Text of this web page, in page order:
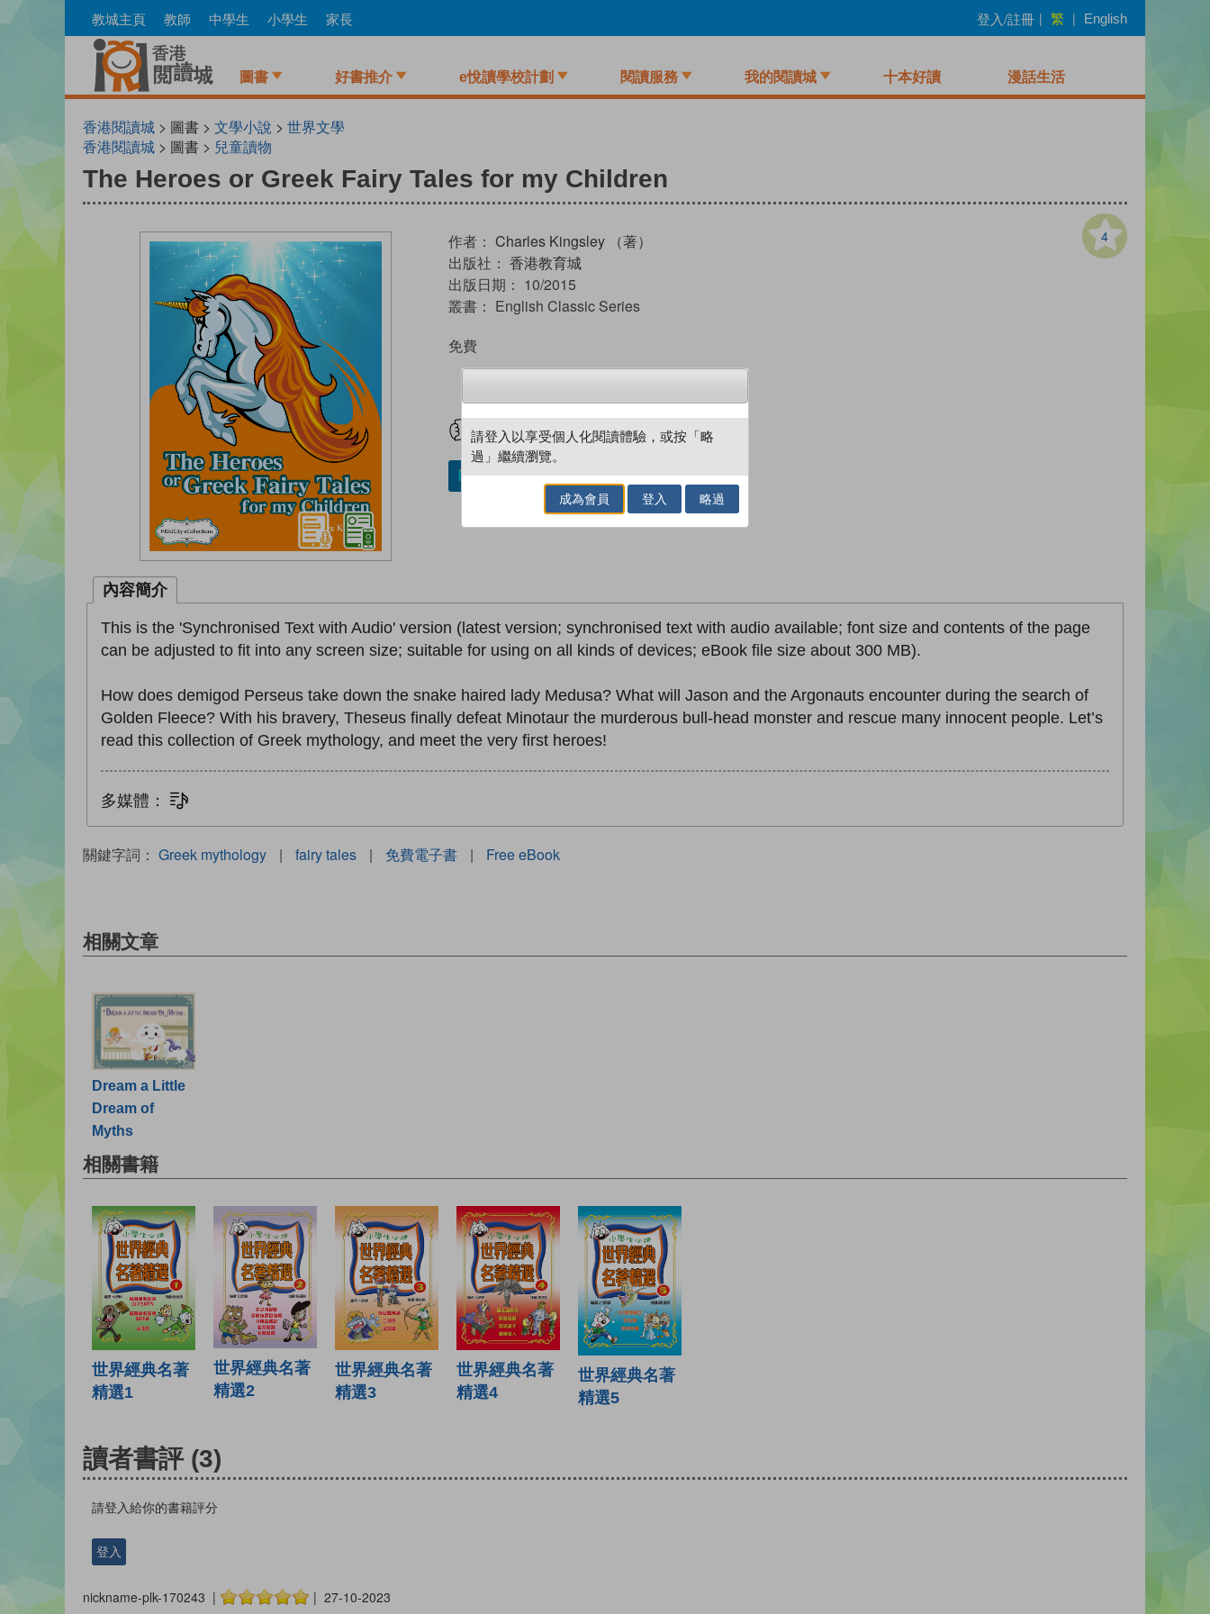
to
教城主頁 教師 中學生 小學生 家長 登入/註冊 | 繁 | English
圖書 好書推介 e悅讀學校計劃 閱讀服務 我的閱讀城 十本好讀 漫話生活
香港閱讀城 > 圖書 > 文學小說 > 世界文學
香港閱讀城 > 圖書 > 兒童讀物
The Heroes or Greek Fairy Tales for my Children
4
作者： Charles Kingsley （著）
出版社： 香港教育城
出版日期： 10/2015
叢書： English Classic Series
免費
試閲 加入閱讀紀錄
加入／閱讀電子書
內容簡介
This is the 'Synchronised Text with Audio' version (latest version; synchronised text with audio available; font size and contents of the page
can be adjusted to fit into any screen size; suitable for using on all kinds of devices; eBook file size about 300 MB).
How does demigod Perseus take down the snake haired lady Medusa? What will Jason and the Argonauts encounter during the search of
Golden Fleece? With his bravery, Theseus finally defeat Minotaur the murderous bull-head monster and rescue many innocent people. Let’s
read this collection of Greek mythology, and meet the very first heroes!
多媒體： 文字同步朗讀
關鍵字詞： Greek mythology | fairy tales | 免費電子書 | Free eBook
相關文章
Dream a Little
Dream of
Myths
相關書籍
世界經典名著
精選1
世界經典名著
精選2
世界經典名著
精選3
世界經典名著
精選4
世界經典名著
精選5
讀者書評 (3)
請登入給你的書籍評分
登入
nickname-plk-170243 | | 27-10-2023
請登入以享受個人化閱讀體驗，或按「略
過」繼續瀏覽。
成為會員 登入 略過